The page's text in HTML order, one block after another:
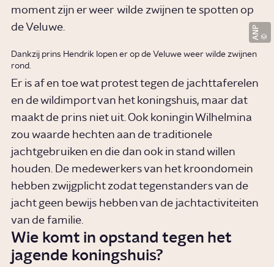
moment zijn er weer wilde zwijnen te spotten op
de Veluwe.
ANP
Dankzij prins Hendrik lopen er op de Veluwe weer wilde zwijnen
rond.
Er is af en toe wat protest tegen de jachttaferelen
en de wildimport van het koningshuis, maar dat
maakt de prins niet uit. Ook koningin Wilhelmina
zou waarde hechten aan de traditionele
jachtgebruiken en die dan ook in stand willen
houden. De medewerkers van het kroondomein
hebben zwijgplicht zodat tegenstanders van de
jacht geen bewijs hebben van de jachtactiviteiten
van de familie.
Wie komt in opstand tegen het
jagende koningshuis?